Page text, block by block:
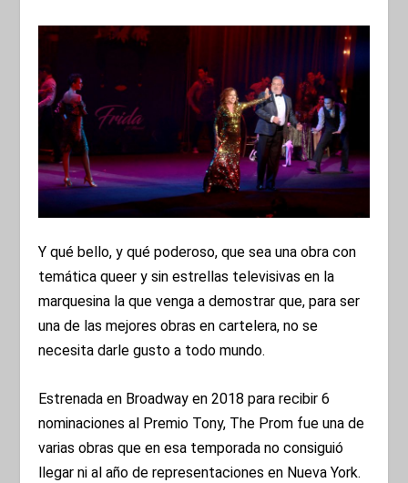
Y qué bello, y qué poderoso, que sea una obra con
temática queer y sin estrellas televisivas en la
marquesina la que venga a demostrar que, para ser
una de las mejores obras en cartelera, no se
necesita darle gusto a todo mundo.
Estrenada en Broadway en 2018 para recibir 6
nominaciones al Premio Tony, The Prom fue una de
varias obras que en esa temporada no consiguió
llegar ni al año de representaciones en Nueva York.